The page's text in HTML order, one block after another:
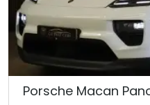
Porsche Macan